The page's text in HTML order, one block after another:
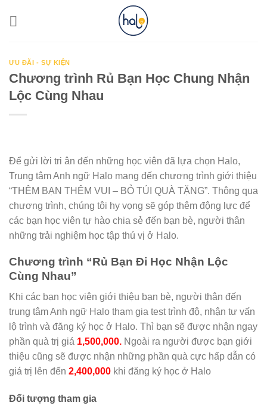
ƯU ĐÃI - SỰ KIỆN
Chương trình Rủ Bạn Học Chung Nhận
Lộc Cùng Nhau
Để gửi lời tri ân đến những học viên đã lựa chọn Halo,
Trung tâm Anh ngữ Halo mang đến chương trình giới thiệu
“THÊM BẠN THÊM VUI – BỎ TÚI QUÀ TẶNG”. Thông qua
chương trình, chúng tôi hy vọng sẽ góp thêm động lực để
các bạn học viên tự hào chia sẻ đến bạn bè, người thân
những trải nghiệm học tập thú vị ở Halo.
Chương trình “Rủ Bạn Đi Học Nhận Lộc
Cùng Nhau”
Khi các bạn học viên giới thiệu bạn bè, người thân đến
trung tâm Anh ngữ Halo tham gia test trình độ, nhận tư vấn
lộ trình và đăng ký học ở Halo. Thì bạn sẽ được nhận ngay
phần quà trị giá 1,500,000. Ngoài ra người được bạn giới
thiệu cũng sẽ được nhận những phần quà cực hấp dẫn có
giá trị lên đến 2,400,000 khi đăng ký học ở Halo
Đối tượng tham gia